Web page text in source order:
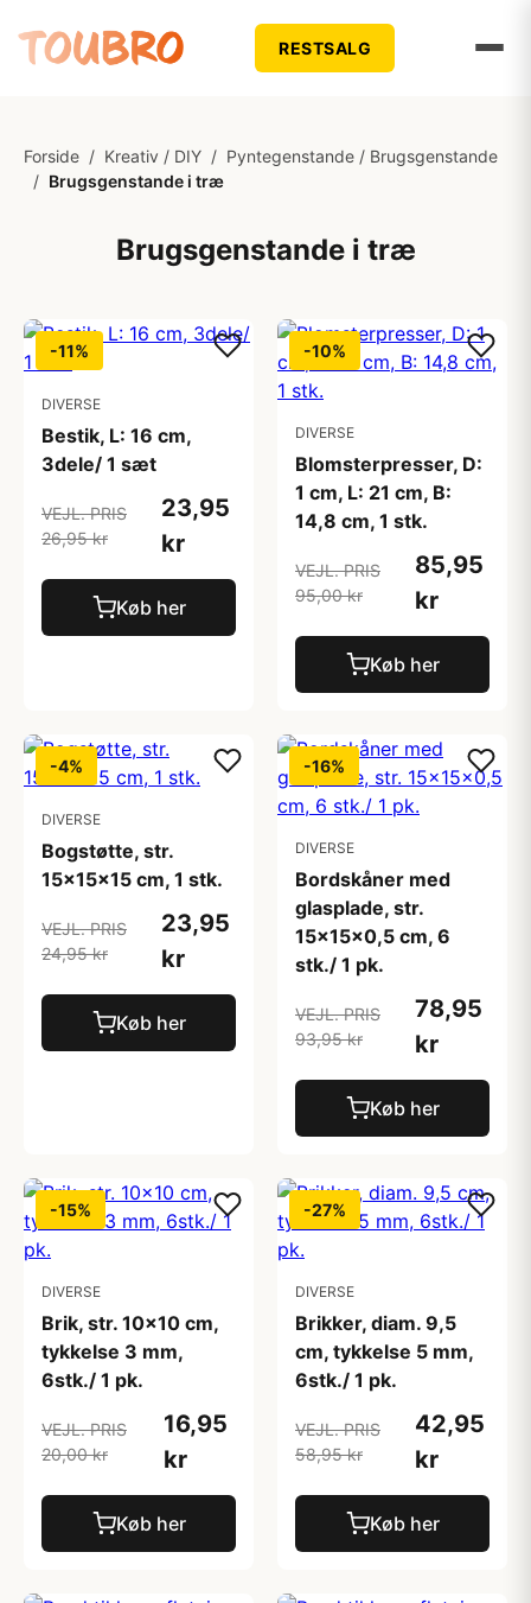
RESTSALG
Forside / Kreativ / DIY / Pyntegenstande / Brugsgenstande
/ Brugsgenstande i træ
Brugsgenstande i træ
-11%
DIVERSE
Bestik, L: 16 cm,
3dele/ 1 sæt
VEJL. PRIS
26,95 kr
23,95
kr
Køb her
-10%
DIVERSE
Blomsterpresser, D:
1 cm, L: 21 cm, B:
14,8 cm, 1 stk.
VEJL. PRIS
95,00 kr
85,95
kr
Køb her
-4%
DIVERSE
Bogstøtte, str.
15x15x15 cm, 1 stk.
VEJL. PRIS
24,95 kr
23,95
kr
Køb her
-16%
DIVERSE
Bordskåner med
glasplade, str.
15x15x0,5 cm, 6
stk./ 1 pk.
VEJL. PRIS
93,95 kr
78,95
kr
Køb her
-15%
DIVERSE
Brik, str. 10x10 cm,
tykkelse 3 mm,
6stk./ 1 pk.
VEJL. PRIS
20,00 kr
16,95
kr
Køb her
-27%
DIVERSE
Brikker, diam. 9,5
cm, tykkelse 5 mm,
6stk./ 1 pk.
VEJL. PRIS
58,95 kr
42,95
kr
Køb her